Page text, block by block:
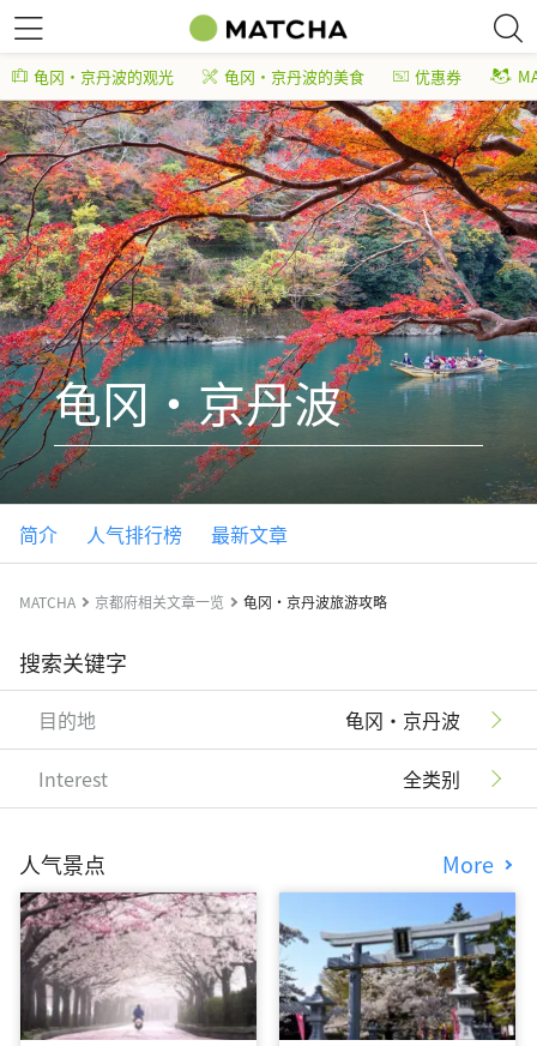
龟冈・京丹波的观光 龟冈・京丹波的美食 优惠券
龟冈・京丹波
简介 人气排行榜 最新文章
MATCHA 京都府相关文章一览 龟冈・京丹波旅游攻略
搜索关键字
目的地 龟冈・京丹波
Interest 全类别
人气景点 More